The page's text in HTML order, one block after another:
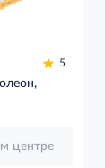
5
центре